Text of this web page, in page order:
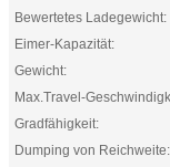
Bewertetes Ladegewicht:
Eimer-Kapazität:
Gewicht:
Max.Travel-
Gradfähigkeit:
Dumping von Reichweite: